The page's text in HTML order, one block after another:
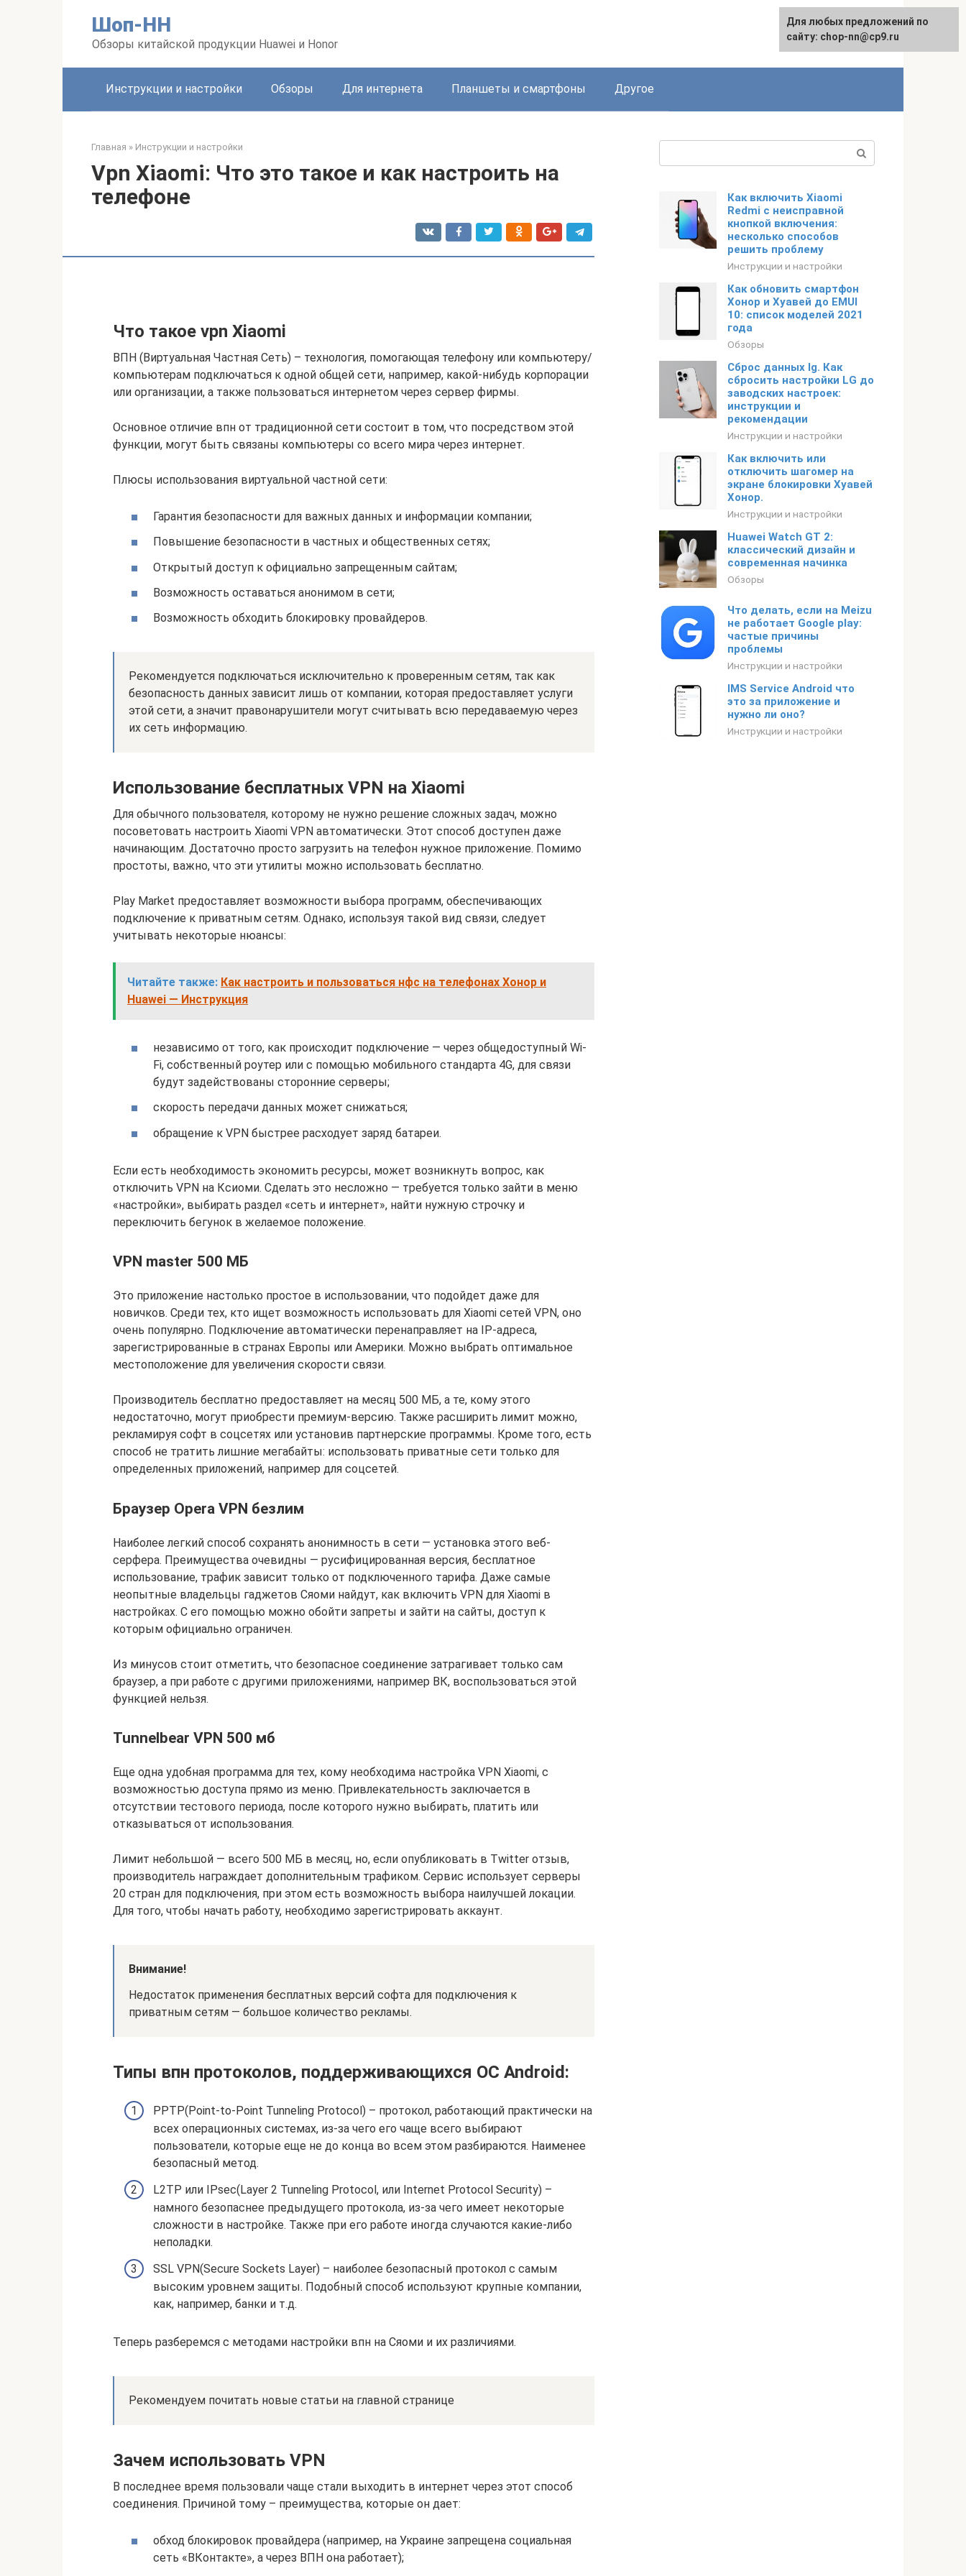
Шоп-HH
Обзоры китайской продукции Huawei и Honor
Инструкции и настройки Обзоры Для интернета Планшеты и смартфоны Другое
Главная » Инструкции и настройки
Vpn Xiaomi: Что это такое и как настроить на
телефоне
Что такое vpn Xiaomi
ВПН (Виртуальная Частная Сеть) – технология, помогающая телефону или компьютеру/
компьютерам подключаться к одной общей сети, например, какой-нибудь корпорации
или организации, а также пользоваться интернетом через сервер фирмы.
Основное отличие впн от традиционной сети состоит в том, что посредством этой
функции, могут быть связаны компьютеры со всего мира через интернет.
Плюсы использования виртуальной частной сети:
Гарантия безопасности для важных данных и информации компании;
Повышение безопасности в частных и общественных сетях;
Открытый доступ к официально запрещенным сайтам;
Возможность оставаться анонимом в сети;
Возможность обходить блокировку провайдеров.
Рекомендуется подключаться исключительно к проверенным сетям, так как
безопасность данных зависит лишь от компании, которая предоставляет услуги
этой сети, а значит правонарушители могут считывать всю передаваемую через
их сеть информацию.
Использование бесплатных VPN на Хiaomi
Для обычного пользователя, которому не нужно решение сложных задач, можно
посоветовать настроить Хiaomi VPN автоматически. Этот способ доступен даже
начинающим. Достаточно просто загрузить на телефон нужное приложение. Помимо
простоты, важно, что эти утилиты можно использовать бесплатно.
Play Market предоставляет возможности выбора программ, обеспечивающих
подключение к приватным сетям. Однако, используя такой вид связи, следует
учитывать некоторые нюансы:
Читайте также: Как настроить и пользоваться нфс на телефонах Xонор и
Huawei — Инструкция
независимо от того, как происходит подключение — через общедоступный Wi-
Fi, собственный роутер или с помощью мобильного стандарта 4G, для связи
будут задействованы сторонние серверы;
скорость передачи данных может снижаться;
обращение к VPN быстрее расходует заряд батареи.
Если есть необходимость экономить ресурсы, может возникнуть вопрос, как
отключить VPN на Ксиоми. Сделать это несложно — требуется только зайти в меню
«настройки», выбирать раздел «сеть и интернет», найти нужную строчку и
переключить бегунок в желаемое положение.
VPN master 500 МБ
Это приложение настолько простое в использовании, что подойдет даже для
новичков. Среди тех, кто ищет возможность использовать для Хiaomi сетей VPN, оно
очень популярно. Подключение автоматически перенаправляет на IP-адреса,
зарегистрированные в странах Европы или Америки. Можно выбрать оптимальное
местоположение для увеличения скорости связи.
Производитель бесплатно предоставляет на месяц 500 МБ, а те, кому этого
недостаточно, могут приобрести премиум-версию. Также расширить лимит можно,
рекламируя софт в соцсетях или установив партнерские программы. Кроме того, есть
способ не тратить лишние мегабайты: использовать приватные сети только для
определенных приложений, например для соцсетей.
Браузер Opera VPN безлим
Наиболее легкий способ сохранять анонимность в сети — установка этого веб-
серфера. Преимущества очевидны — русифицированная версия, бесплатное
использование, трафик зависит только от подключенного тарифа. Даже самые
неопытные владельцы гаджетов Сяоми найдут, как включить VPN для Xiaomi в
настройках. С его помощью можно обойти запреты и зайти на сайты, доступ к
которым официально ограничен.
Из минусов стоит отметить, что безопасное соединение затрагивает только сам
браузер, а при работе с другими приложениями, например ВК, воспользоваться этой
функцией нельзя.
Tunnelbear VPN 500 мб
Еще одна удобная программа для тех, кому необходима настройка VPN Хiaomi, с
возможностью доступа прямо из меню. Привлекательность заключается в
отсутствии тестового периода, после которого нужно выбирать, платить или
отказываться от использования.
Лимит небольшой — всего 500 МБ в месяц, но, если опубликовать в Twitter отзыв,
производитель награждает дополнительным трафиком. Сервис использует серверы
20 стран для подключения, при этом есть возможность выбора наилучшей локации.
Для того, чтобы начать работу, необходимо зарегистрировать аккаунт.
Внимание!
Недостаток применения бесплатных версий софта для подключения к
приватным сетям — большое количество рекламы.
Типы впн протоколов, поддерживающихся ОС Android:
PPTP(Point-to-Point Tunneling Protocol) – протокол, работающий практически на
всех операционных системах, из-за чего его чаще всего выбирают
пользователи, которые еще не до конца во всем этом разбираются. Наименее
безопасный метод.
L2TP или IPsec(Layer 2 Tunneling Protocol, или Internet Protocol Security) –
намного безопаснее предыдущего протокола, из-за чего имеет некоторые
сложности в настройке. Также при его работе иногда случаются какие-либо
неполадки.
SSL VPN(Secure Sockets Layer) – наиболее безопасный протокол с самым
высоким уровнем защиты. Подобный способ используют крупные компании,
как, например, банки и т.д.
Теперь разберемся с методами настройки впн на Сяоми и их различиями.
Рекомендуем почитать новые статьи на главной странице
Зачем использовать VPN
В последнее время пользовали чаще стали выходить в интернет через этот способ
соединения. Причиной тому – преимущества, которые он дает:
обход блокировок провайдера (например, на Украине запрещена социальная
сеть «ВКонтакте», а через ВПН она работает);
Как включить Xiaomi
Redmi с неисправной
кнопкой включения:
несколько способов
решить проблему
Инструкции и настройки
Как обновить смартфон
Хонор и Хуавей до EMUI
10: список моделей 2021
года
Обзоры
Сброс данных lg. Как
сбросить настройки LG до
заводских настроек:
инструкции и
рекомендации
Инструкции и настройки
Как включить или
отключить шагомер на
экране блокировки Хуавей
Хонор.
Инструкции и настройки
Huawei Watch GT 2:
классический дизайн и
современная начинка
Обзоры
Что делать, если на Meizu
не работает Google play:
частые причины
проблемы
Инструкции и настройки
IMS Service Android что
это за приложение и
нужно ли оно?
Инструкции и настройки
Для любых предложений по
сайту: chop-nn@cp9.ru